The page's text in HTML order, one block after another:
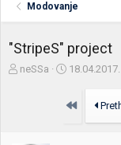
Modovanje
"StripeS" project
Z
neSSa
D
u
18.04.2017.
Prvo